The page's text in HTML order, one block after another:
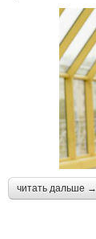
читать дальше →